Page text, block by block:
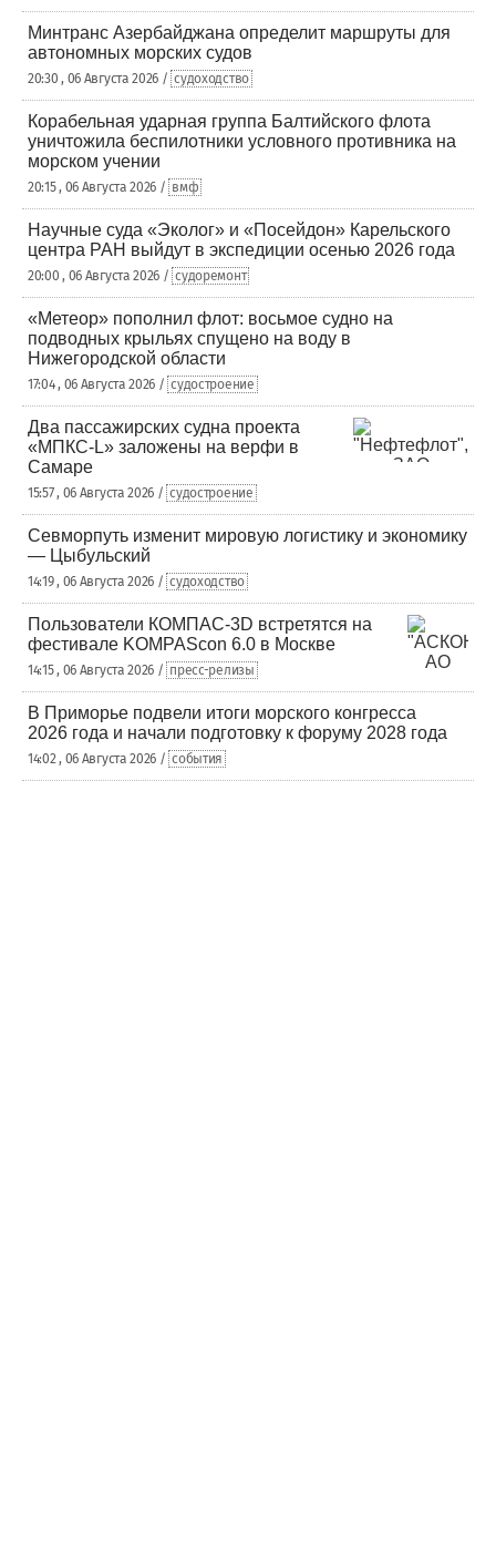
Минтранс Азербайджана определит маршруты для
автономных морских судов
20:30 , 06 Августа 2026 / судоходство
Корабельная ударная группа Балтийского флота
уничтожила беспилотники условного противника на
морском учении
20:15 , 06 Августа 2026 / вмф
Научные суда «Эколог» и «Посейдон» Карельского
центра РАН выйдут в экспедиции осенью 2026 года
20:00 , 06 Августа 2026 / судоремонт
«Метеор» пополнил флот: восьмое судно на
подводных крыльях спущено на воду в
Нижегородской области
17:04 , 06 Августа 2026 / судостроение
Два пассажирских судна проекта
«МПКС-L» заложены на верфи в
Самаре
15:57 , 06 Августа 2026 / судостроение
Севморпуть изменит мировую логистику и экономику
— Цыбульский
14:19 , 06 Августа 2026 / судоходство
Пользователи КОМПАС-3D встретятся на
фестивале KOMPAScon 6.0 в Москве
14:15 , 06 Августа 2026 / пресс-релизы
В Приморье подвели итоги морского конгресса
2026 года и начали подготовку к форуму 2028 года
14:02 , 06 Августа 2026 / события